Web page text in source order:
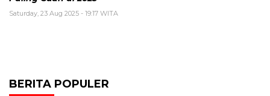
Saturday, 23 Aug 2025 - 19:17 WITA
BERITA POPULER